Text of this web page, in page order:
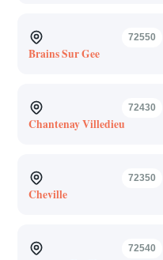
72550
Brains Sur Gee
72430
Chantenay Villedieu
72350
Cheville
72540